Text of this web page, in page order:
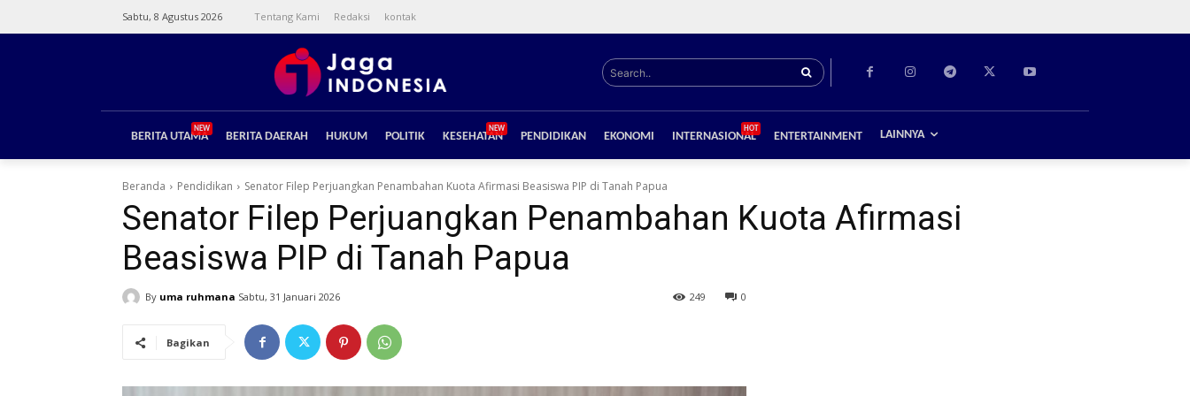
Sabtu, 8 Agustus 2026 Tentang Kami Redaksi kontak
Search..
BERITA UTAMA
NEW
BERITA DAERAH HUKUM POLITIK KESEHATAN
NEW
PENDIDIKAN EKONOMI INTERNASIONAL
HOT
ENTERTAINMENT LAINNYA
Beranda Pendidikan Senator Filep Perjuangkan Penambahan Kuota Afirmasi Beasiswa PIP di Tanah Papua
Senator Filep Perjuangkan Penambahan Kuota Afirmasi
Beasiswa PIP di Tanah Papua
By uma ruhmana Sabtu, 31 Januari 2026 0
249
Bagikan